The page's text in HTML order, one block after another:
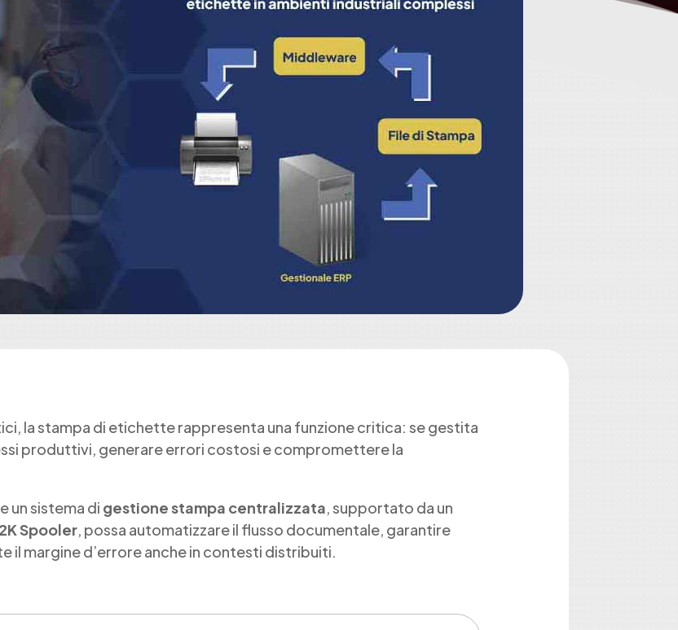
la stampa di etichette rappresenta una funzione critica: se gestita
produttivi, generare errori costosi e compromettere la
un sistema di gestione stampa centralizzata, supportato da un
Spooler, possa automatizzare il flusso documentale, garantire
il margine d’errore anche in contesti distribuiti.